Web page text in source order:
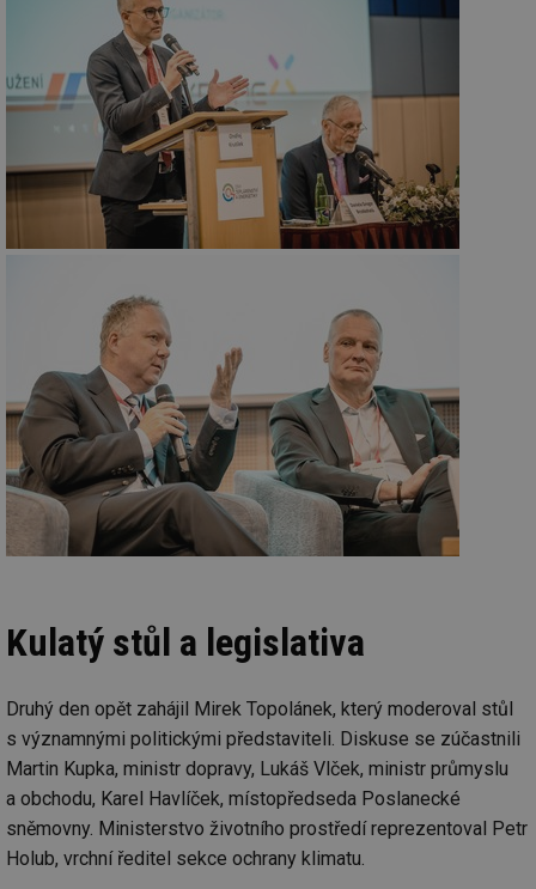
Kulatý stůl a legislativa
Druhý den opět zahájil Mirek Topolánek, který moderoval stůl
s významnými politickými představiteli. Diskuse se zúčastnili
Martin Kupka, ministr dopravy, Lukáš Vlček, ministr průmyslu
a obchodu, Karel Havlíček, místopředseda Poslanecké
sněmovny. Ministerstvo životního prostředí reprezentoval Petr
Holub, vrchní ředitel sekce ochrany klimatu.